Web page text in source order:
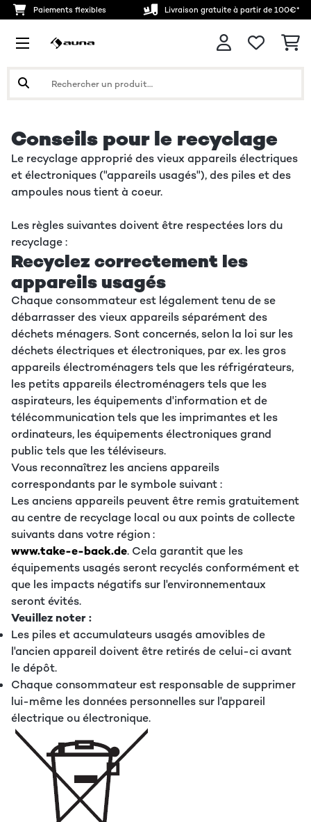
Paiements flexibles Livraison gratuite à partir de 100€*
Conseils pour le recyclage
Le recyclage approprié des vieux appareils électriques
et électroniques ("appareils usagés"), des piles et des
ampoules nous tient à coeur.
Les règles suivantes doivent être respectées lors du
recyclage :
Recyclez correctement les
appareils usagés
Chaque consommateur est légalement tenu de se
débarrasser des vieux appareils séparément des
déchets ménagers. Sont concernés, selon la loi sur les
déchets électriques et électroniques, par ex. les gros
appareils électroménagers tels que les réfrigérateurs,
les petits appareils électroménagers tels que les
aspirateurs, les équipements d'information et de
télécommunication tels que les imprimantes et les
ordinateurs, les équipements électroniques grand
public tels que les téléviseurs.
Vous reconnaîtrez les anciens appareils
correspondants par le symbole suivant :
Les anciens appareils peuvent être remis gratuitement
au centre de recyclage local ou aux points de collecte
suivants dans votre région :
www.take-e-back.de. Cela garantit que les
équipements usagés seront recyclés conformément et
que les impacts négatifs sur l'environnementaux
seront évités.
Veuillez noter :
Les piles et accumulateurs usagés amovibles de
l'ancien appareil doivent être retirés de celui-ci avant
le dépôt.
Chaque consommateur est responsable de supprimer
lui-même les données personnelles sur l'appareil
électrique ou électronique.